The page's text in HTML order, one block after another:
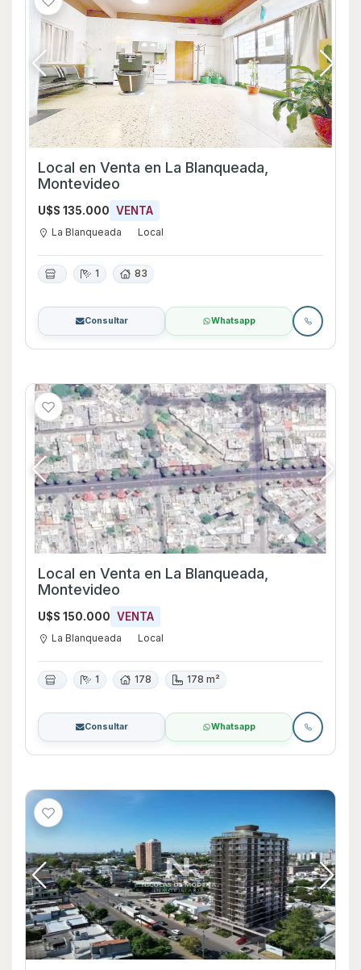
Local en Venta en La Blanqueada,
Montevideo
U$S 135.000 VENTA
La Blanqueada Local
1 83
Consultar Whatsapp
Local en Venta en La Blanqueada,
Montevideo
U$S 150.000 VENTA
La Blanqueada Local
1 178 178 m²
Consultar Whatsapp